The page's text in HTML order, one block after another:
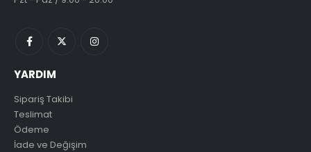
YARDIM
Sipariş Takibi
Teslimat
Ödeme
İade ve Değişim